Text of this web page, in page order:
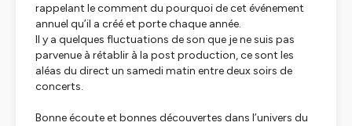
rappelant le comment du pourquoi de cet événement
annuel qu’il a créé et porte chaque année.
Il y a quelques fluctuations de son que je ne suis pas
parvenue à rétablir à la post production, ce sont les
aléas du direct un samedi matin entre deux soirs de
concerts.
Bonne écoute et bonnes découvertes dans l’univers du